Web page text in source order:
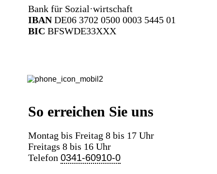
Bank für Sozial·wirtschaft
IBANDE06 3702 0500 0003 5445 01
BIC BFSWDE33XXX
So erreichen Sie uns
Montag bis Freitag 8 bis 17 Uhr
Freitags 8 bis 16 Uhr
Telefon 0341-60910-0